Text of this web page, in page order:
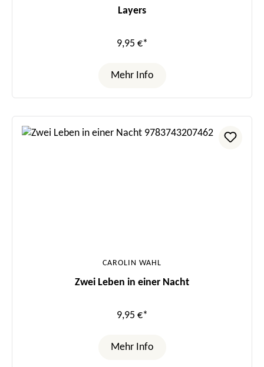
Layers
9,95 €*
Mehr Info
CAROLIN WAHL
Zwei Leben in einer Nacht
9,95 €*
Mehr Info